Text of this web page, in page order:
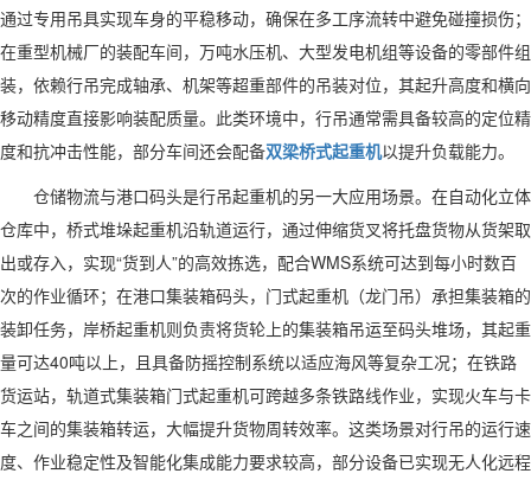
通过专用吊具实现车身的平稳移动，确保在多工序流转中避免碰撞损伤；
在重型机械厂的装配车间，万吨水压机、大型发电机组等设备的零部件组
装，依赖行吊完成轴承、机架等超重部件的吊装对位，其起升高度和横向
移动精度直接影响装配质量。此类环境中，行吊通常需具备较高的定位精
度和抗冲击性能，部分车间还会配备双梁桥式起重机以提升负载能力。
仓储物流与港口码头是行吊起重机的另一大应用场景。在自动化立体
仓库中，桥式堆垛起重机沿轨道运行，通过伸缩货叉将托盘货物从货架取
出或存入，实现“货到人”的高效拣选，配合WMS系统可达到每小时数百
次的作业循环；在港口集装箱码头，门式起重机（龙门吊）承担集装箱的
装卸任务，岸桥起重机则负责将货轮上的集装箱吊运至码头堆场，其起重
量可达40吨以上，且具备防摇控制系统以适应海风等复杂工况；在铁路
货运站，轨道式集装箱门式起重机可跨越多条铁路线作业，实现火车与卡
车之间的集装箱转运，大幅提升货物周转效率。这类场景对行吊的运行速
度、作业稳定性及智能化集成能力要求较高，部分设备已实现无人化远程